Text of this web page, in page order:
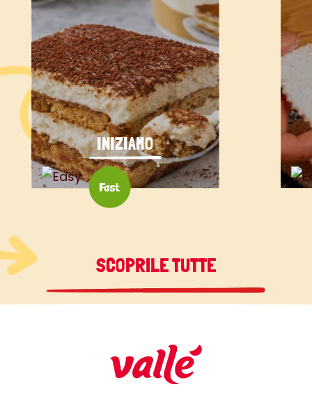
INIZIAMO
SCOPRILE TUTTE